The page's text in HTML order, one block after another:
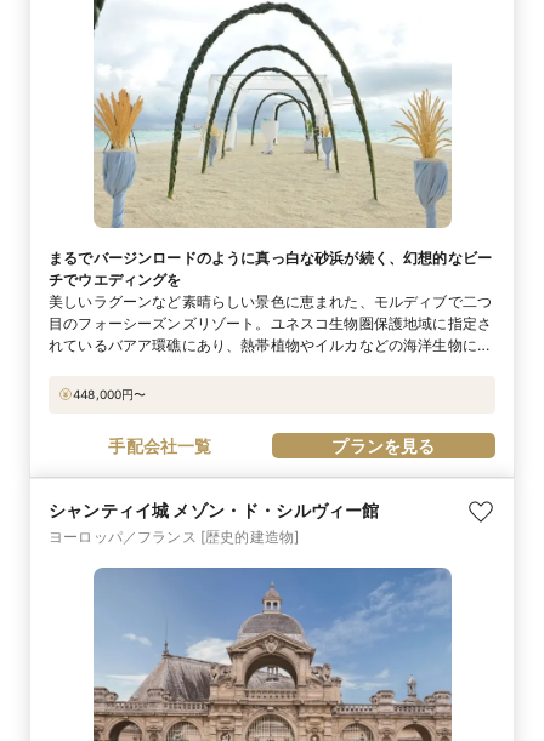
まるでバージンロードのように真っ白な砂浜が続く、幻想的なビー
チでウエディングを
美しいラグーンなど素晴らしい景色に恵まれた、モルディブで二つ
目のフォーシーズンズリゾート。ユネスコ生物圏保護地域に指定さ
れているバアア環礁にあり、熱帯植物やイルカなどの海洋生物にも
長く続く“真っ白なビーチ”。まるで自然にできたバージンロードの
重にも並んだアーチやデコレーションされたバギーなど、ぬくもり
あふれる演出も魅力。贅沢な隠れ家リゾートで、夢に描いたウエ
ディングを実現して。
448,000円〜
手配会社一覧 プランを見る
シャンティイ城 メゾン・ド・シルヴィー館
ヨーロッパ／フランス [歴史的建造物]